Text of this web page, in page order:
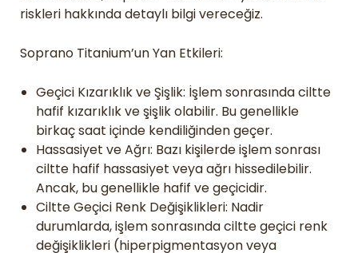
riskleri hakkında detaylı bilgi vereceğiz.
Soprano Titanium’un Yan Etkileri:
Geçici Kızarıklık ve Şişlik: İşlem sonrasında ciltte
hafif kızarıklık ve şişlik olabilir. Bu genellikle
birkaç saat içinde kendiliğinden geçer.
Hassasiyet ve Ağrı: Bazı kişilerde işlem sonrası
ciltte hafif hassasiyet veya ağrı hissedilebilir.
Ancak, bu genellikle hafif ve geçicidir.
Ciltte Geçici Renk Değişiklikleri: Nadir
durumlarda, işlem sonrasında ciltte geçici renk
değişiklikleri (hiperpigmentasyon veya